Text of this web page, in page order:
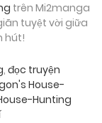
trên Mi2manga
tuyệt vời giữa
hút!
, đọc truyện
House-
Hunting